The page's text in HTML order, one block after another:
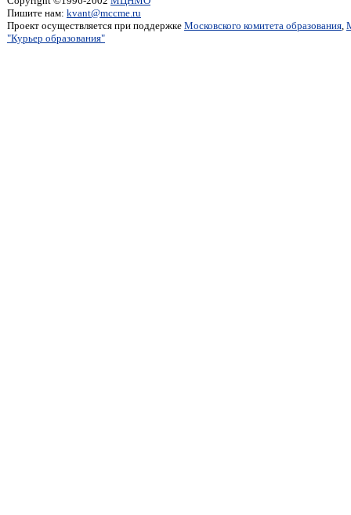
Пишите нам: kvant@mccme.ru
Проект осуществляется при поддержке Московского комитета образования,
"Курьер образования"